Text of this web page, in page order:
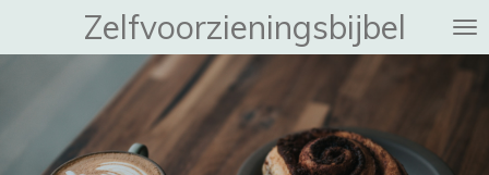
hoofdinhoud
Zelfvoorzieningsbijbel